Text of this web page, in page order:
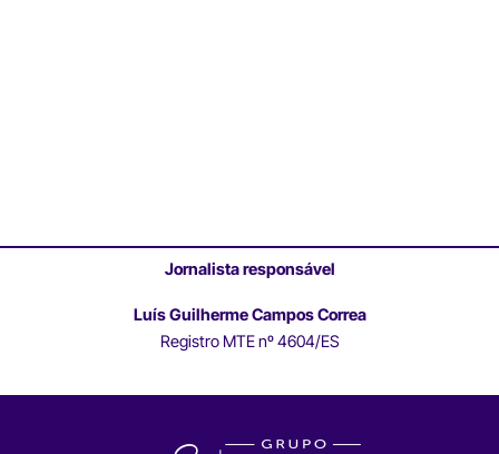
Jornalista responsável
Luís Guilherme Campos Correa
Registro MTE nº 4604/ES